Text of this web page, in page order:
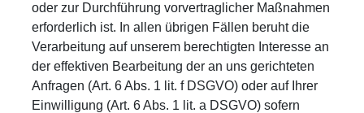
oder zur Durchführung vorvertraglicher Maßnahmen
erforderlich ist. In allen übrigen Fällen beruht die
Verarbeitung auf unserem berechtigten Interesse an
der effektiven Bearbeitung der an uns gerichteten
Anfragen (Art. 6 Abs. 1 lit. f DSGVO) oder auf Ihrer
Einwilligung (Art. 6 Abs. 1 lit. a DSGVO) sofern